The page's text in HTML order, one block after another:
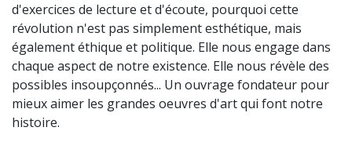
d'exercices de lecture et d'écoute, pourquoi cette
révolution n'est pas simplement esthétique, mais
également éthique et politique. Elle nous engage dans
chaque aspect de notre existence. Elle nous révèle des
possibles insoupçonnés... Un ouvrage fondateur pour
mieux aimer les grandes oeuvres d'art qui font notre
histoire.